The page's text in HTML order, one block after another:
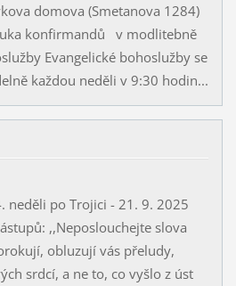
domova (Smetanova 1284)
konfirmandů v modlitebně
Evangelické bohoslužby se
každou neděli v 9:30 hodin...
neděli po Trojici - 21. 9. 2025
,,Neposlouchejte slova
obluzují vás přeludy,
srdcí, a ne to, co vyšlo z úst